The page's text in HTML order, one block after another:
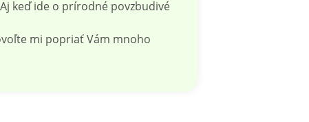
keď ide o prírodné povzbudivé
mi popriať Vám mnoho